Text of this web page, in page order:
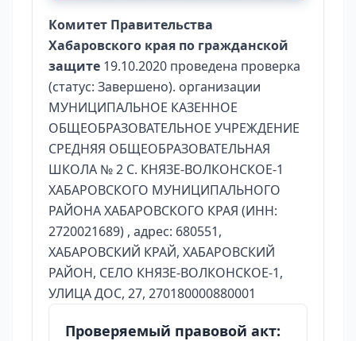
Комитет Правительства
Хабаровского края по гражданской
защите 19.10.2020 проведена проверка
(статус: Завершено). организации
МУНИЦИПАЛЬНОЕ КАЗЕННОЕ
ОБЩЕОБРАЗОВАТЕЛЬНОЕ УЧРЕЖДЕНИЕ
СРЕДНЯЯ ОБЩЕОБРАЗОВАТЕЛЬНАЯ
ШКОЛА № 2 С. КНЯЗЕ-ВОЛКОНСКОЕ-1
ХАБАРОВСКОГО МУНИЦИПАЛЬНОГО
РАЙОНА ХАБАРОВСКОГО КРАЯ (ИНН:
2720021689) , адрес: 680551,
ХАБАРОВСКИЙ КРАЙ, ХАБАРОВСКИЙ
РАЙОН, СЕЛО КНЯЗЕ-ВОЛКОНСКОЕ-1,
УЛИЦА ДОС, 27, 270180000880001
Проверяемый правовой акт: